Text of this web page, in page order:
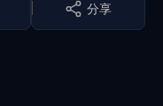
分享